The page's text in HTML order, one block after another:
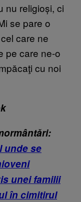
nu religioși, ci
se pare o
care ne
pe care ne-o
cu noi
unde se
unei familii
în cimitirul